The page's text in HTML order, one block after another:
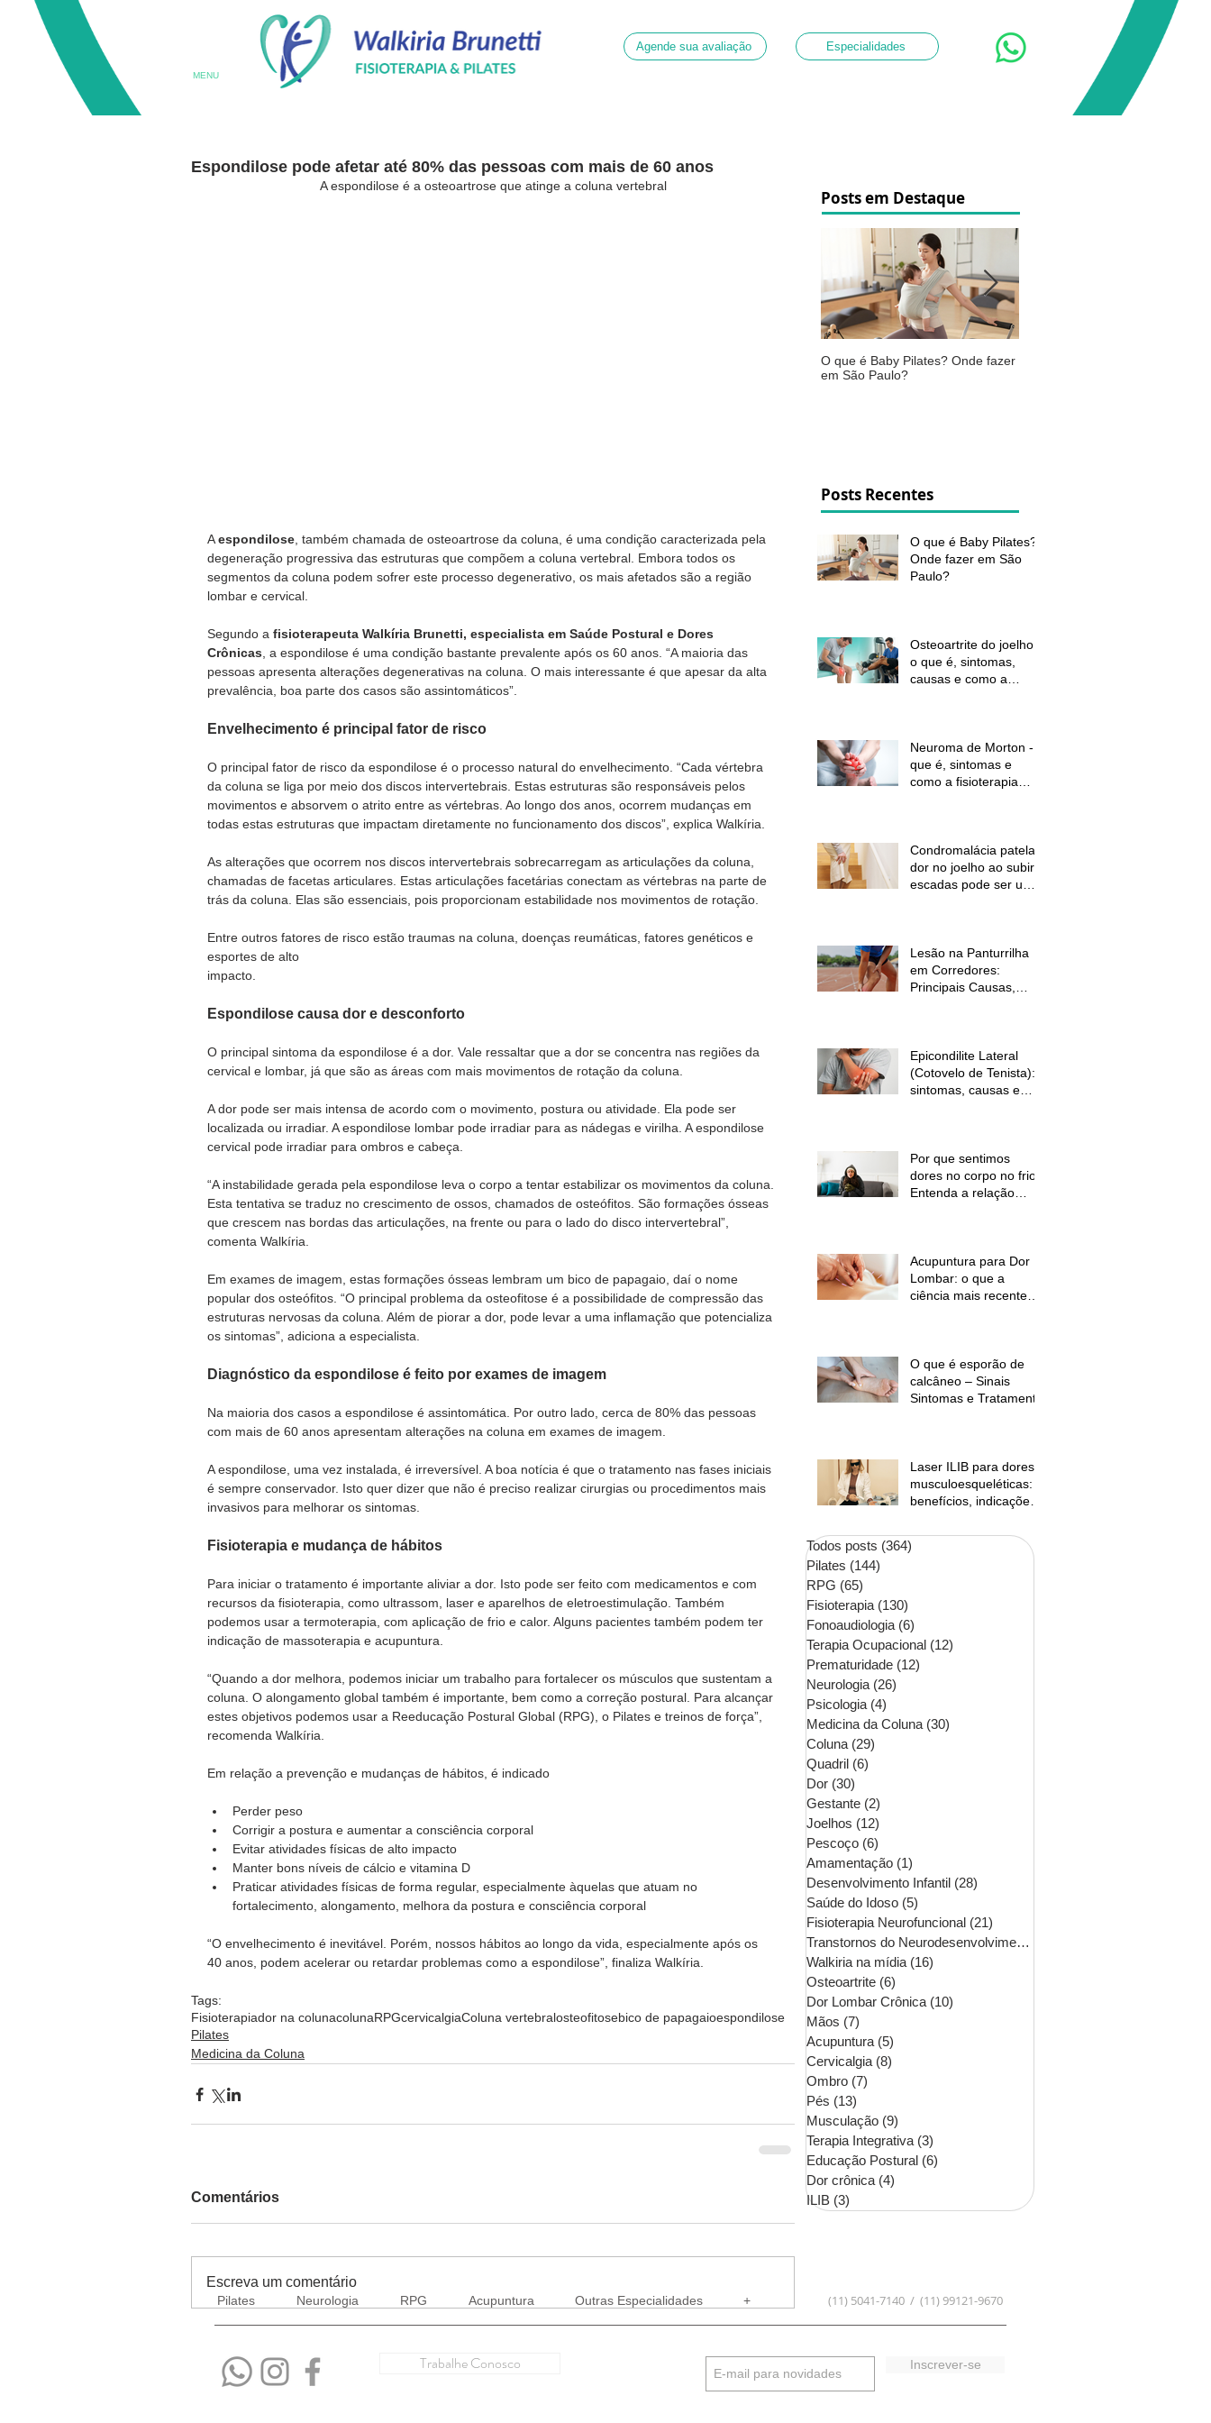
MENU
Agende sua avaliação Especialidades
Espondilose pode afetar até 80% das pessoas com mais de 60 anos
A espondilose é a osteoartrose que atinge a coluna vertebral
A espondilose , também chamada de osteoartrose da coluna, é uma condição caracterizada pela
degeneração progressiva das estruturas que compõem a coluna vertebral. Embora todos os
segmentos da coluna podem sofrer este processo degenerativo, os mais afetados são a região
lombar e cervical.
Segundo a fisioterapeuta Walkíria Brunetti, especialista em Saúde Postural e Dores
Crônicas , a espondilose é uma condição bastante prevalente após os 60 anos. “A maioria das
pessoas apresenta alterações degenerativas na coluna. O mais interessante é que apesar da alta
prevalência, boa parte dos casos são assintomáticos”.
Envelhecimento é principal fator de risco
O principal fator de risco da espondilose é o processo natural do envelhecimento. “Cada vértebra
da coluna se liga por meio dos discos intervertebrais. Estas estruturas são responsáveis pelos
movimentos e absorvem o atrito entre as vértebras. Ao longo dos anos, ocorrem mudanças em
todas estas estruturas que impactam diretamente no funcionamento dos discos”, explica Walkíria.
As alterações que ocorrem nos discos intervertebrais sobrecarregam as articulações da coluna,
chamadas de facetas articulares. Estas articulações facetárias conectam as vértebras na parte de
trás da coluna. Elas são essenciais, pois proporcionam estabilidade nos movimentos de rotação.
Entre outros fatores de risco estão traumas na coluna, doenças reumáticas, fatores genéticos e
esportes de alto
impacto.
Espondilose causa dor e desconforto
O principal sintoma da espondilose é a dor. Vale ressaltar que a dor se concentra nas regiões da
cervical e lombar, já que são as áreas com mais movimentos de rotação da coluna.
A dor pode ser mais intensa de acordo com o movimento, postura ou atividade. Ela pode ser
localizada ou irradiar. A espondilose lombar pode irradiar para as nádegas e virilha. A espondilose
cervical pode irradiar para ombros e cabeça.
“A instabilidade gerada pela espondilose leva o corpo a tentar estabilizar os movimentos da coluna.
Esta tentativa se traduz no crescimento de ossos, chamados de osteófitos. São formações ósseas
que crescem nas bordas das articulações, na frente ou para o lado do disco intervertebral”,
comenta Walkíria.
Em exames de imagem, estas formações ósseas lembram um bico de papagaio, daí o nome
popular dos osteófitos. “O principal problema da osteofitose é a possibilidade de compressão das
estruturas nervosas da coluna. Além de piorar a dor, pode levar a uma inflamação que potencializa
os sintomas”, adiciona a especialista.
Diagnóstico da espondilose é feito por exames de imagem
Na maioria dos casos a espondilose é assintomática. Por outro lado, cerca de 80% das pessoas
com mais de 60 anos apresentam alterações na coluna em exames de imagem.
A espondilose, uma vez instalada, é irreversível. A boa notícia é que o tratamento nas fases iniciais
é sempre conservador. Isto quer dizer que não é preciso realizar cirurgias ou procedimentos mais
invasivos para melhorar os sintomas.
Fisioterapia e mudança de hábitos
Para iniciar o tratamento é importante aliviar a dor. Isto pode ser feito com medicamentos e com
recursos da fisioterapia, como ultrassom, laser e aparelhos de eletroestimulação. Também
podemos usar a termoterapia, com aplicação de frio e calor. Alguns pacientes também podem ter
indicação de massoterapia e acupuntura.
“Quando a dor melhora, podemos iniciar um trabalho para fortalecer os músculos que sustentam a
coluna. O alongamento global também é importante, bem como a correção postural. Para alcançar
estes objetivos podemos usar a Reeducação Postural Global (RPG), o Pilates e treinos de força”,
recomenda Walkíria.
Em relação a prevenção e mudanças de hábitos, é indicado
Perder peso
Corrigir a postura e aumentar a consciência corporal
Evitar atividades físicas de alto impacto
Manter bons níveis de cálcio e vitamina D
Praticar atividades físicas de forma regular, especialmente àquelas que atuam no
fortalecimento, alongamento, melhora da postura e consciência corporal
“O envelhecimento é inevitável. Porém, nossos hábitos ao longo da vida, especialmente após os
40 anos, podem acelerar ou retardar problemas como a espondilose”, finaliza Walkíria.
Tags:
Fisioterapiador na colunacolunaRPGcervicalgiaColuna vertebralosteofitosebico de papagaioespondilose
Pilates
Medicina da Coluna
Comentários
Escreva um comentário
Posts em Destaque
O que é Baby Pilates? Onde fazer
em São Paulo?
Posts Recentes
O que é Baby Pilates?
Onde fazer em São
Paulo?
Osteoartrite do joelho:
o que é, sintomas,
causas e como a
Neuroma de Morton - o
que é, sintomas e
como a fisioterapia
Condromalácia patelar:
dor no joelho ao subir
escadas pode ser um
Lesão na Panturrilha
em Corredores:
Principais Causas,
Epicondilite Lateral
(Cotovelo de Tenista):
sintomas, causas e
Por que sentimos
dores no corpo no frio?
Entenda a relação
Acupuntura para Dor
Lombar: o que a
ciência mais recente
O que é esporão de
calcâneo – Sinais
Sintomas e Tratamento
Laser ILIB para dores
musculoesqueléticas:
benefícios, indicações
Todos posts (364)
Pilates (144)
RPG (65)
Fisioterapia (130)
Fonoaudiologia (6)
Terapia Ocupacional (12)
Prematuridade (12)
Neurologia (26)
Psicologia (4)
Medicina da Coluna (30)
Coluna (29)
Quadril (6)
Dor (30)
Gestante (2)
Joelhos (12)
Pescoço (6)
Amamentação (1)
Desenvolvimento Infantil (28)
Saúde do Idoso (5)
Fisioterapia Neurofuncional (21)
Transtornos do Neurodesenvolvimento
Walkiria na mídia (16)
Osteoartrite (6)
Dor Lombar Crônica (10)
Mãos (7)
Acupuntura (5)
Cervicalgia (8)
Ombro (7)
Pés (13)
Musculação (9)
Terapia Integrativa (3)
Educação Postural (6)
Dor crônica (4)
ILIB (3)
(11) 5041-7140 / (11) 99121-9670
Pilates Neurologia RPG Acupuntura Outras Especialidades +
Trabalhe Conosco Inscrever-se